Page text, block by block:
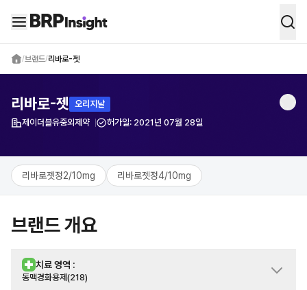
/브랜드/리바로-젯
리바로-젯 오리지날
제이더블유중외제약 허가일: 2021년 07월 28일
리바로젯정2/10mg 리바로젯정4/10mg
브랜드 개요
치료 영역 :
동맥경화용제(218)